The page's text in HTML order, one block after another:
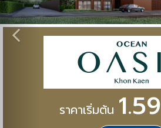
ราคาเริ่มต้น 1.59